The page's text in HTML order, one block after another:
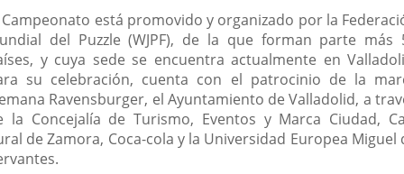
Campeonato está promovido y organizado por la
del Puzzle (WJPF), de la que forman parte más
y cuya sede se encuentra actualmente en
su celebración, cuenta con el patrocinio de la
Ravensburger, el Ayuntamiento de Valladolid, a
la Concejalía de Turismo, Eventos y Marca Ciudad,
de Zamora, Coca-cola y la Universidad Europea Miguel